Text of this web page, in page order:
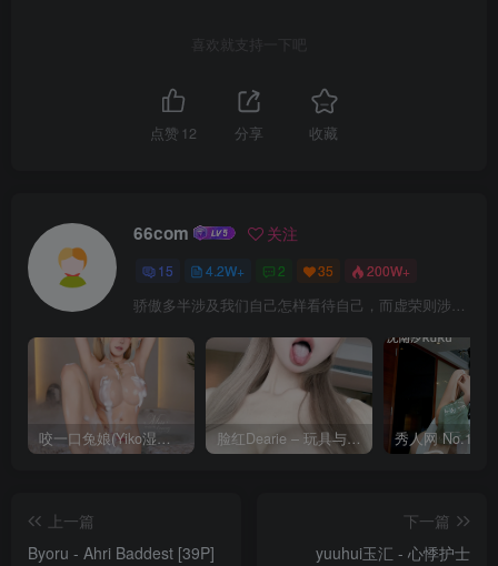
喜欢就支持一下吧
点赞 12 分享 收藏
66com 关注
15 4.2W+ 2 35 200W+
骄傲多半涉及我们自己怎样看待自己，而虚荣则涉及我们想别人怎样看我们
咬一口兔娘(Yiko湿润兔) – 8月 鸣潮-芙露德莉斯 [63P] 脸红Dearie – 玩具与你 [35P]
上一篇
Byoru - Ahri Baddest [39P]
下一篇
yuuhui玉汇 - 心悸护士